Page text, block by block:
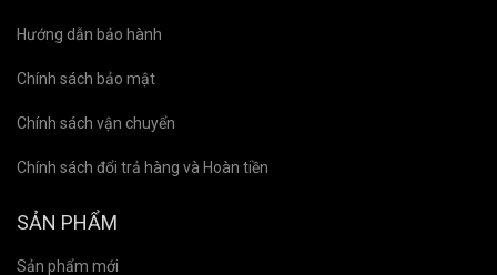
Hướng dẫn bảo hành
Chính sách bảo mật
Chính sách vận chuyển
Chính sách đổi trả hàng và Hoàn tiền
SẢN PHẨM
Sản phẩm mới